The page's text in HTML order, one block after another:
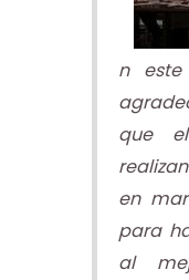
n este
que
en
para
al